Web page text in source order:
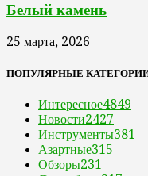
Белый камень
25 марта, 2026
ПОПУЛЯРНЫЕ
Интересное4849
Новости2427
Инструменты381
Азартные315
Обзоры231